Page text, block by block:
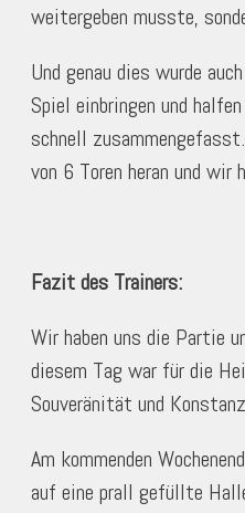
weitergeben musste,
Und genau dies wurde
Spiel einbringen und
schnell
von 6 Toren heran und
Fazit des Trainers:
Wir haben uns die Partie
diesem Tag war für die
Souveränität und
Am kommenden
auf eine prall gefüllte